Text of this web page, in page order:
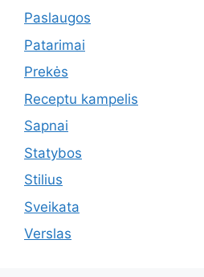
Paslaugos
Patarimai
Prekės
Receptu kampelis
Sapnai
Statybos
Stilius
Sveikata
Verslas